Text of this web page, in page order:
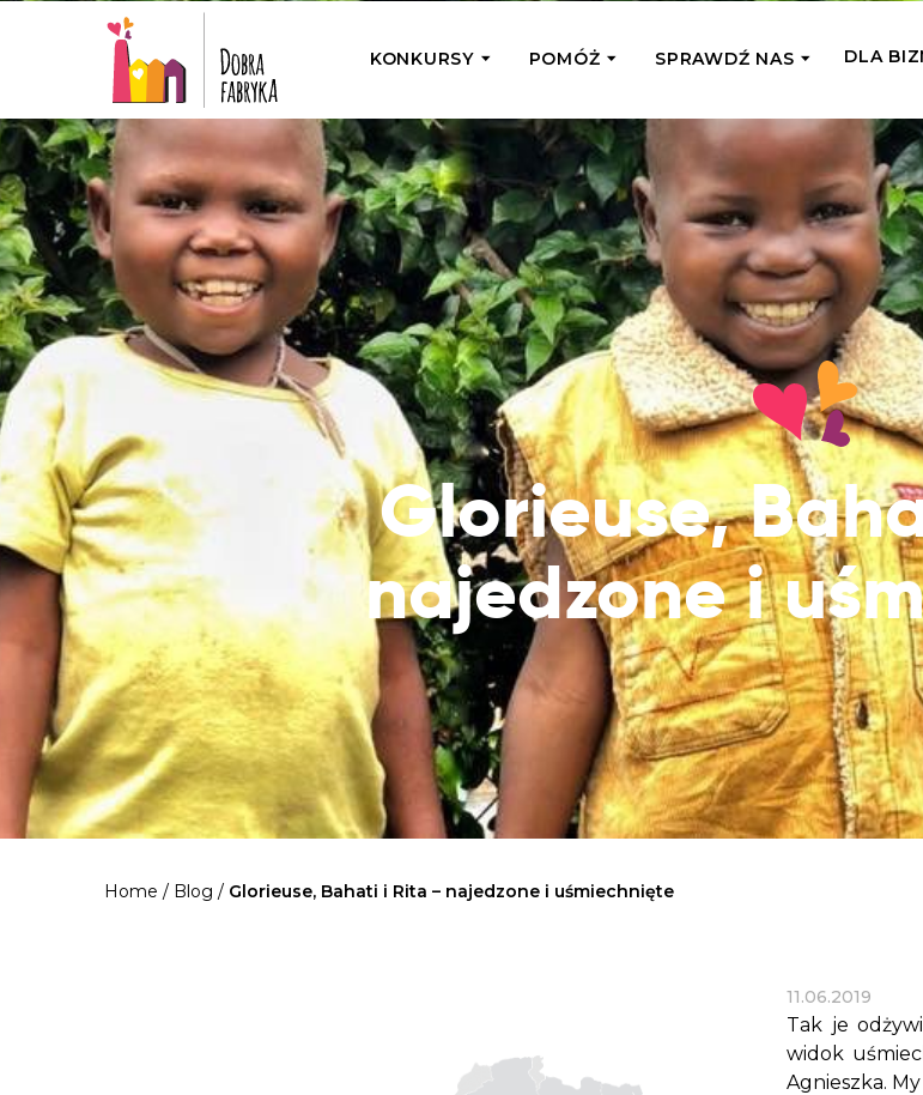
KONKURSY
Wyjedź z Nami
Odwiedź jedno z miejsc, w których
działamy
Przybij 5 w 7 Ogrodach
Wyjedź do Grecji z Michałem
Żakowskim z Radia 357
POMÓŻ
POMAGAM JEDNORAZOWO
Przekaż Kalorie
Podaruj dziecku posiłek z okazji Dnia
Dziecka
Podaruj 1,5%
Przekaż niewielką część swojego
podatku naszym podopiecznym
Pilna Pomoc
Przekaż pomoc tam, gdzie jest teraz
najbardziej potrzebna
Dobroczynne24
Zrób zakupy dla potrzebujących w
markecie z dobrymi uczynkami
Warzywniak Charbela
Zrób zakupy u niewidomego Charbela i
wspieraj Głodnych
SPRAWDŹ NAS
Zespół Fundacji
Poznaj listonoszy
Ciebie wsparcia
Jak pomagamy
Karmimy, Leczymy,
Pracę – sprawdź co to
praktyce
Co już zrobiliśmy
Przeczytaj historie ludzi,
pomogliśmy
Gdzie działamy
Sprawdź listę miejsc, do
Twoja pomoc
Sprawozdania
Zweryfikuj, w jaki sposób
przekazane Darowizny
Cele statutowe
Sprawdź cele naszej
Kontakt
DLA
Glorieuse,
najedzone i
Home / Blog / Glorieuse, Bahati i Rita – najedzone i uśmiechnięte
11.06.2019
Tak je
widok
Agnieszka.